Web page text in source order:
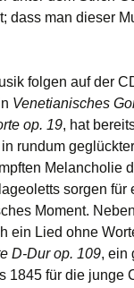
dass man dieser
folgen auf der
Venetianisches
op. 19, hat
rundum
Melancholie
sorgen
Moment.
ein Lied ohne
D-Dur op. 109, ein
1845 für die junge